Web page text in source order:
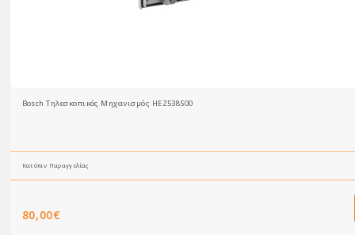
Bosch Τηλεσκοπικός Μηχανισμός HEZ538S00
Κατόπιν Παραγγελίας
80,00€